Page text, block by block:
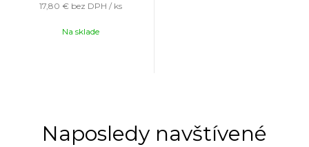
17,80 € bez DPH / ks
Na sklade
Naposledy navštívené